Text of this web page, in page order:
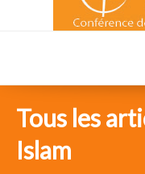
Tous les
Islam